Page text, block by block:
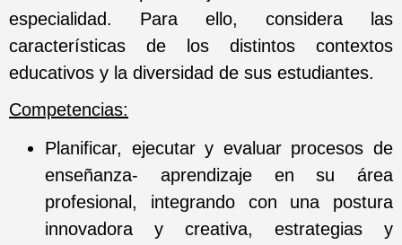
especialidad. Para ello, considera las
características de los distintos contextos
educativos y la diversidad de sus estudiantes.
Competencias:
Planificar, ejecutar y evaluar procesos de
enseñanza- aprendizaje en su área
profesional, integrando con una postura
innovadora y creativa, estrategias y